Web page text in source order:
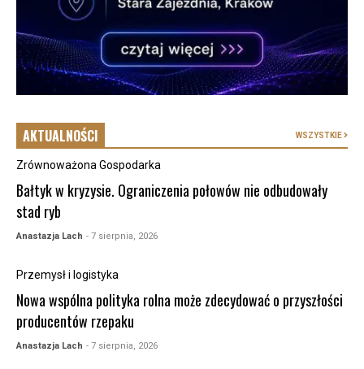
AKTUALNOŚCI WSZYSTKIE
Zrównoważona Gospodarka
Bałtyk w kryzysie. Ograniczenia połowów nie odbudowały
stad ryb
Anastazja Lach - 7 sierpnia, 2026
Przemysł i logistyka
Nowa wspólna polityka rolna może zdecydować o przyszłości
producentów rzepaku
Anastazja Lach - 7 sierpnia, 2026